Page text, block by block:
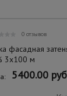
0 отзывов
фасадная
3х100 м
5400.00